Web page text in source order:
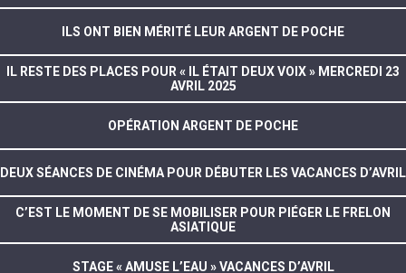
ILS ONT BIEN MÉRITÉ LEUR ARGENT DE POCHE
IL RESTE DES PLACES POUR « IL ÉTAIT DEUX VOIX » MERCREDI 23
AVRIL 2025
OPÉRATION ARGENT DE POCHE
DEUX SÉANCES DE CINÉMA POUR DÉBUTER LES VACANCES D’AVRIL
C’EST LE MOMENT DE SE MOBILISER POUR PIÉGER LE FRELON
ASIATIQUE
STAGE « AMUSE L’EAU » VACANCES D’AVRIL